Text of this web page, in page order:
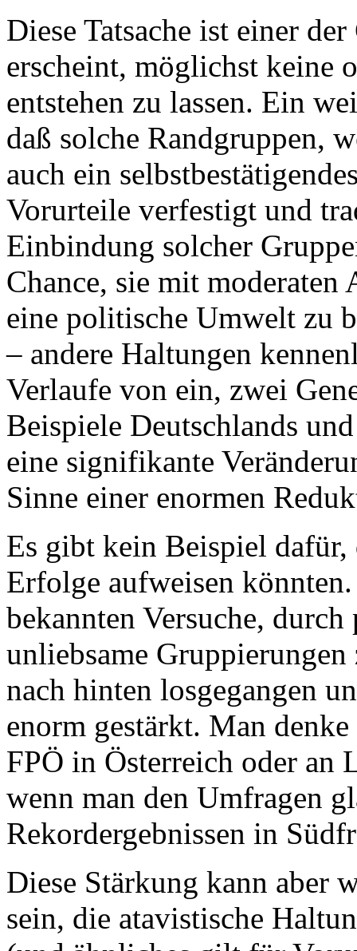
Diese Tatsache ist einer
erscheint, möglichst keine
entstehen zu lassen. Ein
daß solche Randgruppen,
auch ein
Vorurteile verfestigt und
Einbindung solcher
Chance, sie mit moderaten
eine politische Umwelt zu
– andere Haltungen
Verlaufe von ein, zwei
Beispiele Deutschlands
eine signifikante
Sinne einer enormen
Es gibt kein Beispiel dafür,
Erfolge aufweisen
bekannten Versuche,
unliebsame
nach hinten losgegangen
enorm gestärkt. Man
FPÖ in Österreich oder an
wenn man den Umfragen
Rekordergebnissen in
Diese Stärkung kann aber
sein, die atavistische